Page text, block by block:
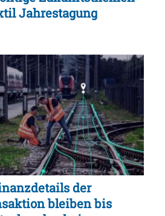
Jahrestagung
der
bleiben bis